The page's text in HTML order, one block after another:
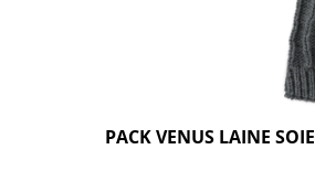
PACK VENUS LAINE